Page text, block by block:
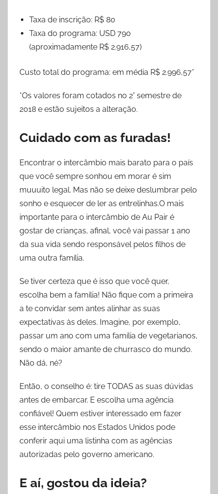
Taxa de inscrição: R$ 80
Taxa do programa: USD 790
(aproximadamente R$ 2.916,57)
Custo total do programa: em média R$ 2.996,57*
*Os valores foram cotados no 2° semestre de
2018 e estão sujeitos a alteração.
Cuidado com as furadas!
Encontrar o intercâmbio mais barato para o país
que você sempre sonhou em morar é sim
muuuito legal. Mas não se deixe deslumbrar pelo
sonho e esquecer de ler as entrelinhas.O mais
importante para o intercâmbio de Au Pair é
gostar de crianças, afinal, você vai passar 1 ano
da sua vida sendo responsável pelos filhos de
uma outra família.
Se tiver certeza que é isso que você quer,
escolha bem a família! Não fique com a primeira
a te convidar sem antes alinhar as suas
expectativas às deles. Imagine, por exemplo,
passar um ano com uma família de vegetarianos,
sendo o maior amante de churrasco do mundo.
Não dá, né?
Então, o conselho é: tire TODAS as suas dúvidas
antes de embarcar. E escolha uma agência
confiável! Quem estiver interessado em fazer
esse intercâmbio nos Estados Unidos pode
conferir aqui uma listinha com as agências
autorizadas pelo governo americano.
E aí, gostou da ideia?